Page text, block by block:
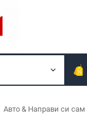
Авто & Направи си сам